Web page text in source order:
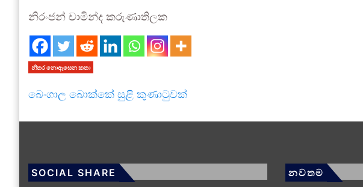
නිරංජන් චාමින්ද කරුණාතිලක
නිතර නොඇසෙන කතා
බෙංගාල බොක්කේ සුළි කුණාටුවක්
SOCIAL SHARE නවතම